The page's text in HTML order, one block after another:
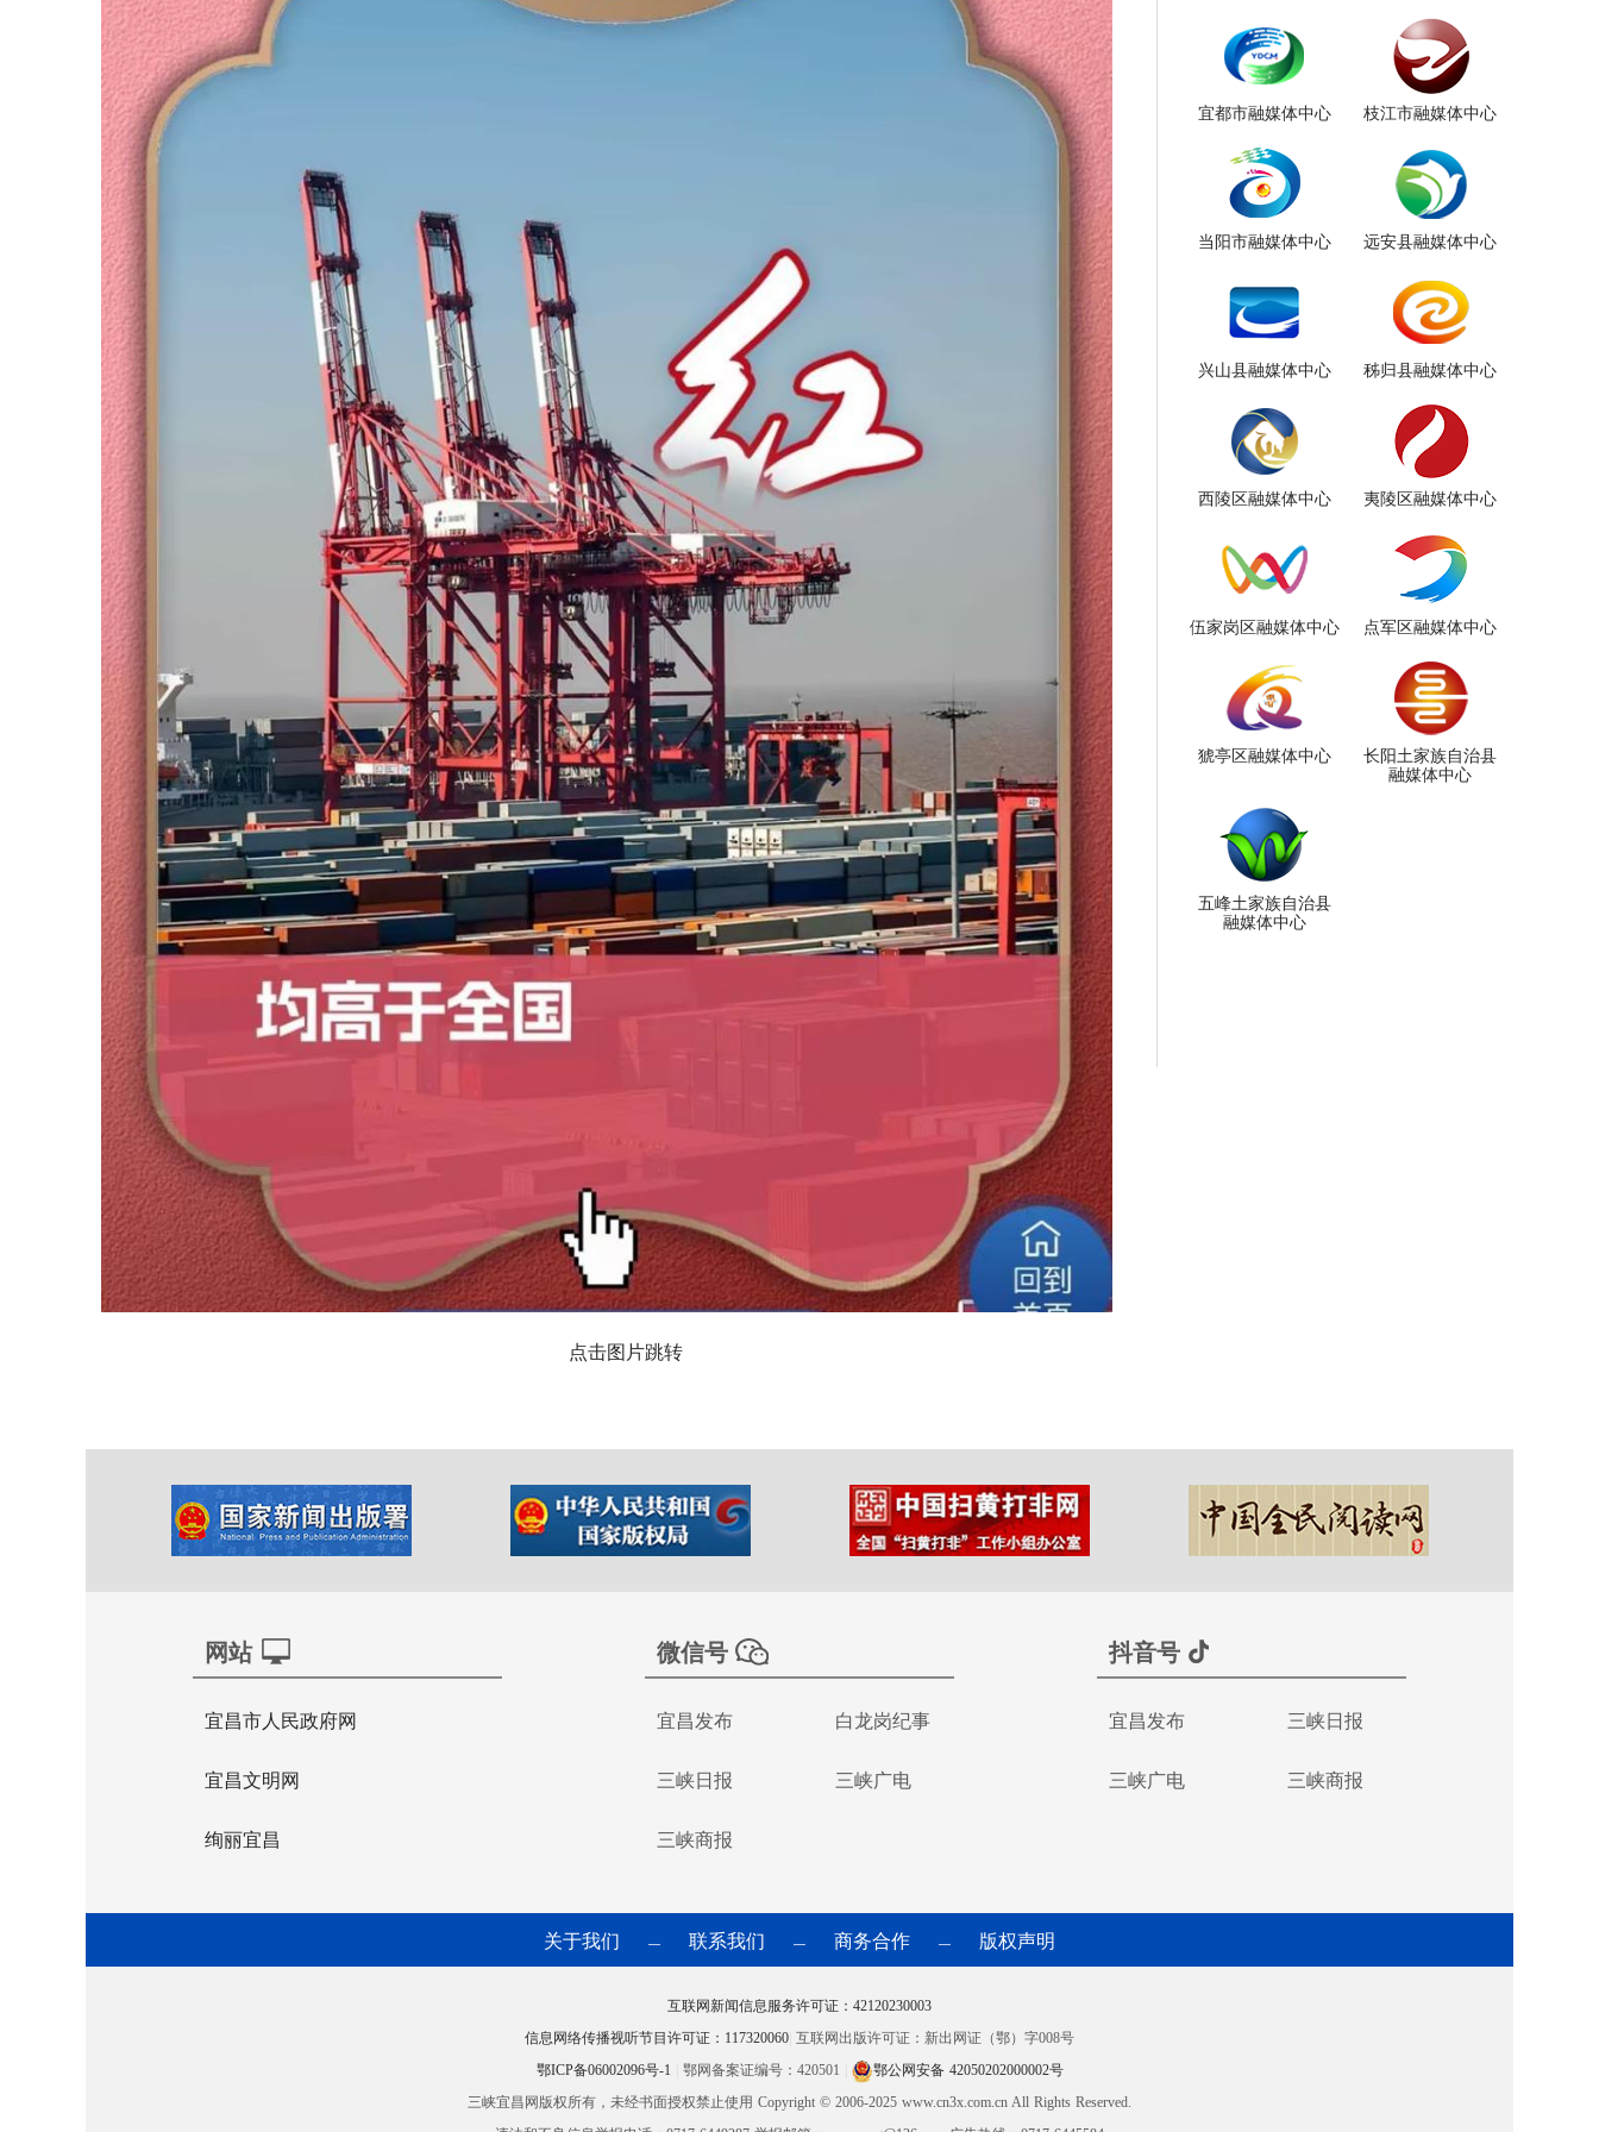
点击图片跳转
宜都市融媒体中心 枝江市融媒体中心
当阳市融媒体中心 远安县融媒体中心
兴山县融媒体中心 秭归县融媒体中心
西陵区融媒体中心 夷陵区融媒体中心
伍家岗区融媒体中心 点军区融媒体中心
猇亭区融媒体中心
长阳土家族自治县
融媒体中心
五峰土家族自治县
融媒体中心
网站
宜昌市人民政府网
宜昌文明网
绚丽宜昌
微信号
宜昌发布 白龙岗纪事
三峡日报 三峡广电
三峡商报
抖音号
宜昌发布 三峡日报
三峡广电 三峡商报
关于我们 — 联系我们 — 商务合作 — 版权声明
互联网新闻信息服务许可证：42120230003
信息网络传播视听节目许可证：117320060 互联网出版许可证：新出网证（鄂）字008号
鄂ICP备06002096号-1
鄂网备案证编号：420501
鄂公网安备 42050202000002号
三峡宜昌网版权所有，未经书面授权禁止使用 Copyright © 2006-2025 www.cn3x.com.cn All Rights Reserved.